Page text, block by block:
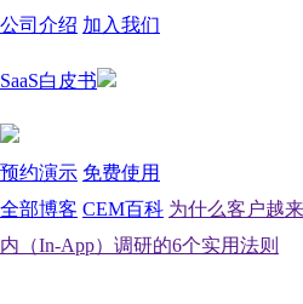
公司介绍 加入我们
SaaS白皮书
预约演示 免费使用
全部博客 CEM百科 为什么客户越
内（In-App）调研的6个实用法则